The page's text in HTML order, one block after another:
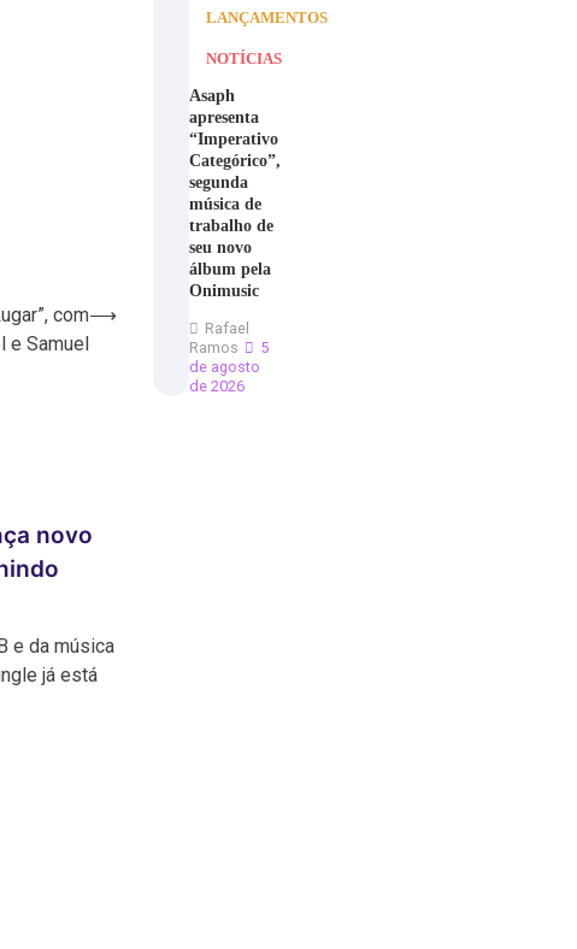
com
e Samuel
⟶
novo
e da música
já está
LANÇAMENTOS
NOTÍCIAS
Asaph
apresenta
“Imperativo
Categórico”,
segunda
música de
trabalho de
seu novo
álbum pela
Onimusic
Rafael
Ramos
5
de agosto
de 2026